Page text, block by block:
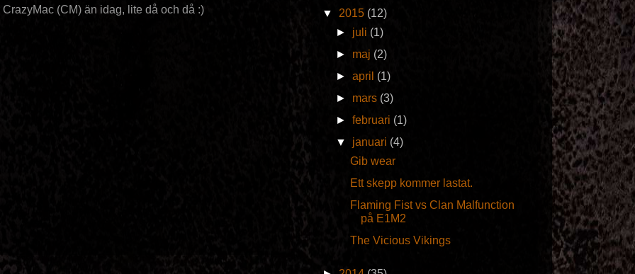
(CM) än idag, lite då och då :)
▼ 2015 (12)
► juli (1)
► maj (2)
►april (1)
► mars (3)
►februari (1)
▼ januari (4)
Gib wear
Ett skepp kommer lastat.
Flaming Fist vs Clan Malfunction
på E1M2
The Vicious Vikings